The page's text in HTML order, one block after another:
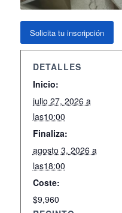
Solicita tu inscripción
DETALLES
Inicio:
julio 27, 2026 a
las10:00
Finaliza:
agosto 3, 2026 a
las18:00
Coste:
$9,960